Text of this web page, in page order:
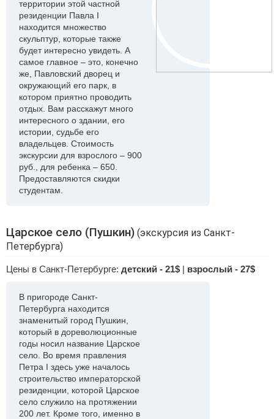
территории этой частной
резиденции Павла I
находится множество
скульптур, которые также
будет интересно увидеть. А
самое главное – это, конечно
же, Павловский дворец и
окружающий его парк, в
котором приятно проводить
отдых. Вам расскажут много
интересного о здании, его
истории, судьбе его
владельцев. Стоимость
экскурсии для взрослого – 900
руб., для ребенка – 650.
Предоставляются скидки
студентам.
Царское село (Пушкин) (экскурсия из Санкт-
Петербурга)
Цены в Санкт-Петербурге: детский - 21$ | взрослый - 27$
В пригороде Санкт-
Петербурга находится
знаменитый город Пушкин,
который в дореволюционные
годы носил название Царское
село. Во время правления
Петра I здесь уже началось
строительство императорской
резиденции, которой Царское
село служило на протяжении
200 лет. Кроме того, именно в